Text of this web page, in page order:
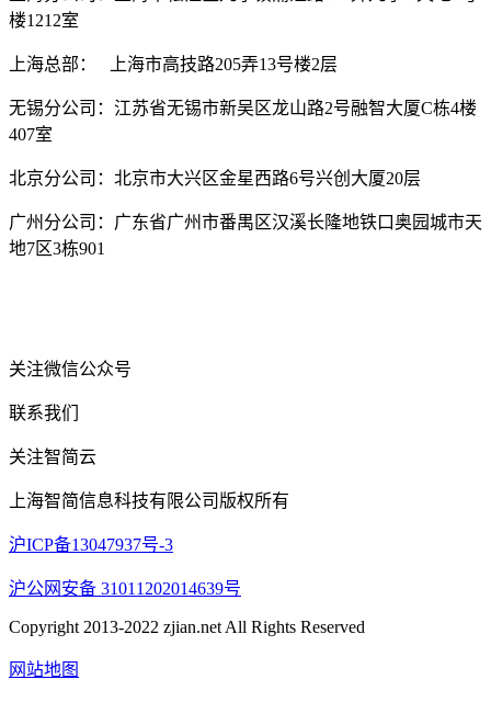
楼1212室
上海总部： 上海市高技路205弄13号楼2层
无锡分公司：江苏省无锡市新吴区龙山路2号融智大厦C栋4楼
407室
北京分公司：北京市大兴区金星西路6号兴创大厦20层
广州分公司：广东省广州市番禺区汉溪长隆地铁口奥园城市天
地7区3栋901
关注微信公众号
联系我们
关注智简云
上海智简信息科技有限公司版权所有
沪ICP备13047937号-3
沪公网安备 31011202014639号
Copyright 2013-2022 zjian.net All Rights Reserved
网站地图